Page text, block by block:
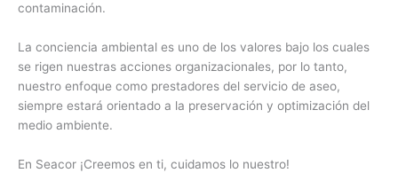
contaminación.
La conciencia ambiental es uno de los valores bajo los cuales
se rigen nuestras acciones organizacionales, por lo tanto,
nuestro enfoque como prestadores del servicio de aseo,
siempre estará orientado a la preservación y optimización del
medio ambiente.
En Seacor ¡Creemos en ti, cuidamos lo nuestro!